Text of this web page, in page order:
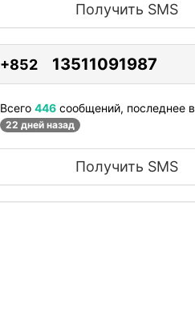
Получить SMS
+852 13511091987
Всего 446 сообщений, последнее в
22 дней назад
Получить SMS